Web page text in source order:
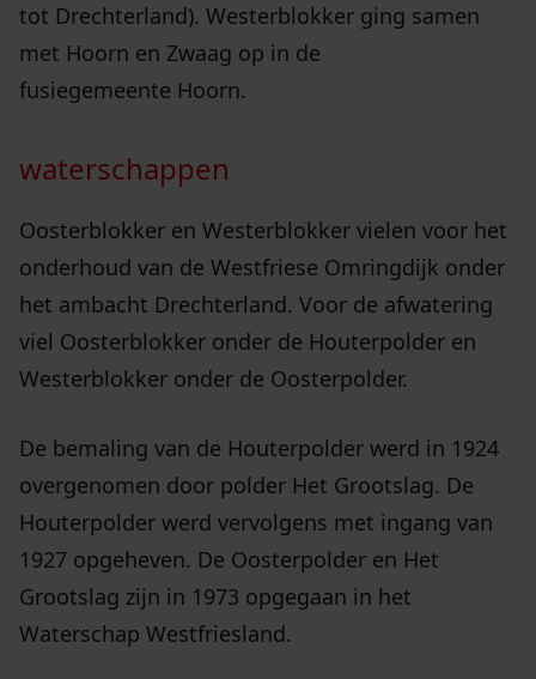
tot Drechterland). Westerblokker ging samen
met Hoorn en Zwaag op in de
fusiegemeente Hoorn.
waterschappen
Oosterblokker en Westerblokker vielen voor het
onderhoud van de Westfriese Omringdijk onder
het ambacht Drechterland. Voor de afwatering
viel Oosterblokker onder de Houterpolder en
Westerblokker onder de Oosterpolder.
De bemaling van de Houterpolder werd in 1924
overgenomen door polder Het Grootslag. De
Houterpolder werd vervolgens met ingang van
1927 opgeheven. De Oosterpolder en Het
Grootslag zijn in 1973 opgegaan in het
Waterschap Westfriesland.